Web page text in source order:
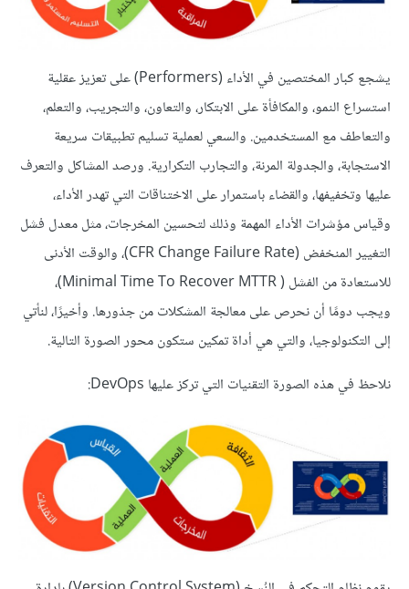
يشجع كبار المختصين في الأداء (Performers) على تعزيز عقلية
استسراع النمو، والمكافأة على الابتكار، والتعاون، والتجريب، والتعلم،
والتعاطف مع المستخدمين. والسعي لعملية تسليم تطبيقات سريعة
الاستجابة، والجدولة المرنة، والتجارب التكرارية. ورصد المشاكل والتعرف
عليها وتخفيفها، والقضاء باستمرار على الاختناقات التي تهدر الأداء،
وقياس مؤشرات الأداء المهمة وذلك لتحسين المخرجات، مثل معدل فشل
التغيير المنخفض (CFR Change Failure Rate)، والوقت الأدنى
للاستعادة من الفشل ( Minimal Time To Recover MTTR)،
ويجب دومًا أن نحرص على معالجة المشكلات من جذورها. وأخيرًا، لنأتي
إلى التكنولوجيا، والتي هي أداة تمكين ستكون محور الصورة التالية.
نلاحظ في هذه الصورة التقنيات التي تركز عليها DevOps: